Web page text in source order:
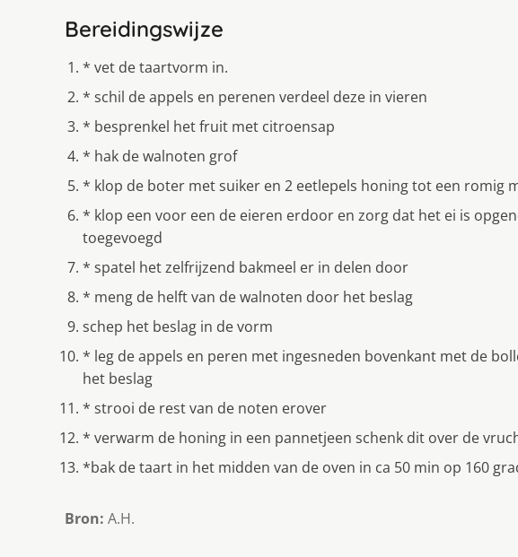
Bereidingswijze
* vet de taartvorm in.
* schil de appels en perenen verdeel deze in vieren
* besprenkel het fruit met citroensap
* hak de walnoten grof
* klop de boter met suiker en 2 eetlepels honing tot een romig
* klop een voor een de eieren erdoor en zorg dat het ei is
toegevoegd
* spatel het zelfrijzend bakmeel er in delen door
* meng de helft van de walnoten door het beslag
schep het beslag in de vorm
* leg de appels en peren met ingesneden bovenkant met de
het beslag
* strooi de rest van de noten erover
* verwarm de honing in een pannetjeen schenk dit over de
*bak de taart in het midden van de oven in ca 50 min op 160
Bron: A.H.